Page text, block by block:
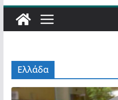
Ελλάδα